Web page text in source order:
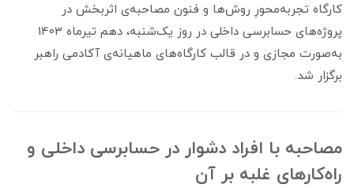
کارگاه تجربه‌محورِ روش‌ها و فنون مصاحبه‌ی اثربخش در
پروژه‌های حسابرسی داخلی در روز یک‌شنبه، دهم تیرماه 1403
به‌صورت مجازی و در قالب کارگاه‌های ماهیانه‌ی آکادمی راهبر
برگزار شد.
مصاحبه با افراد دشوار در حسابرسی داخلی و
راه‌کارهای غلبه بر آن